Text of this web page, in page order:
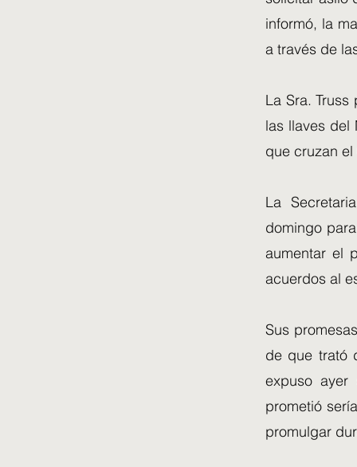
informó, la
a través de
La Sra.
las llaves del
que cruzan
La
domingo
aumentar el
acuerdos al
Sus
de que trató
expuso
prometió
promulgar